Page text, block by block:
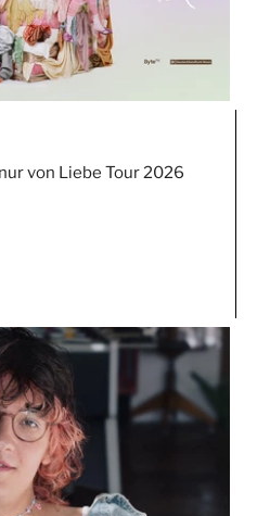
von Liebe Tour 2026